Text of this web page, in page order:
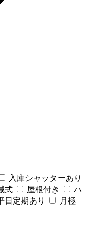
入庫シャッターあり
式 屋根付き
ハ
日定期あり
月極